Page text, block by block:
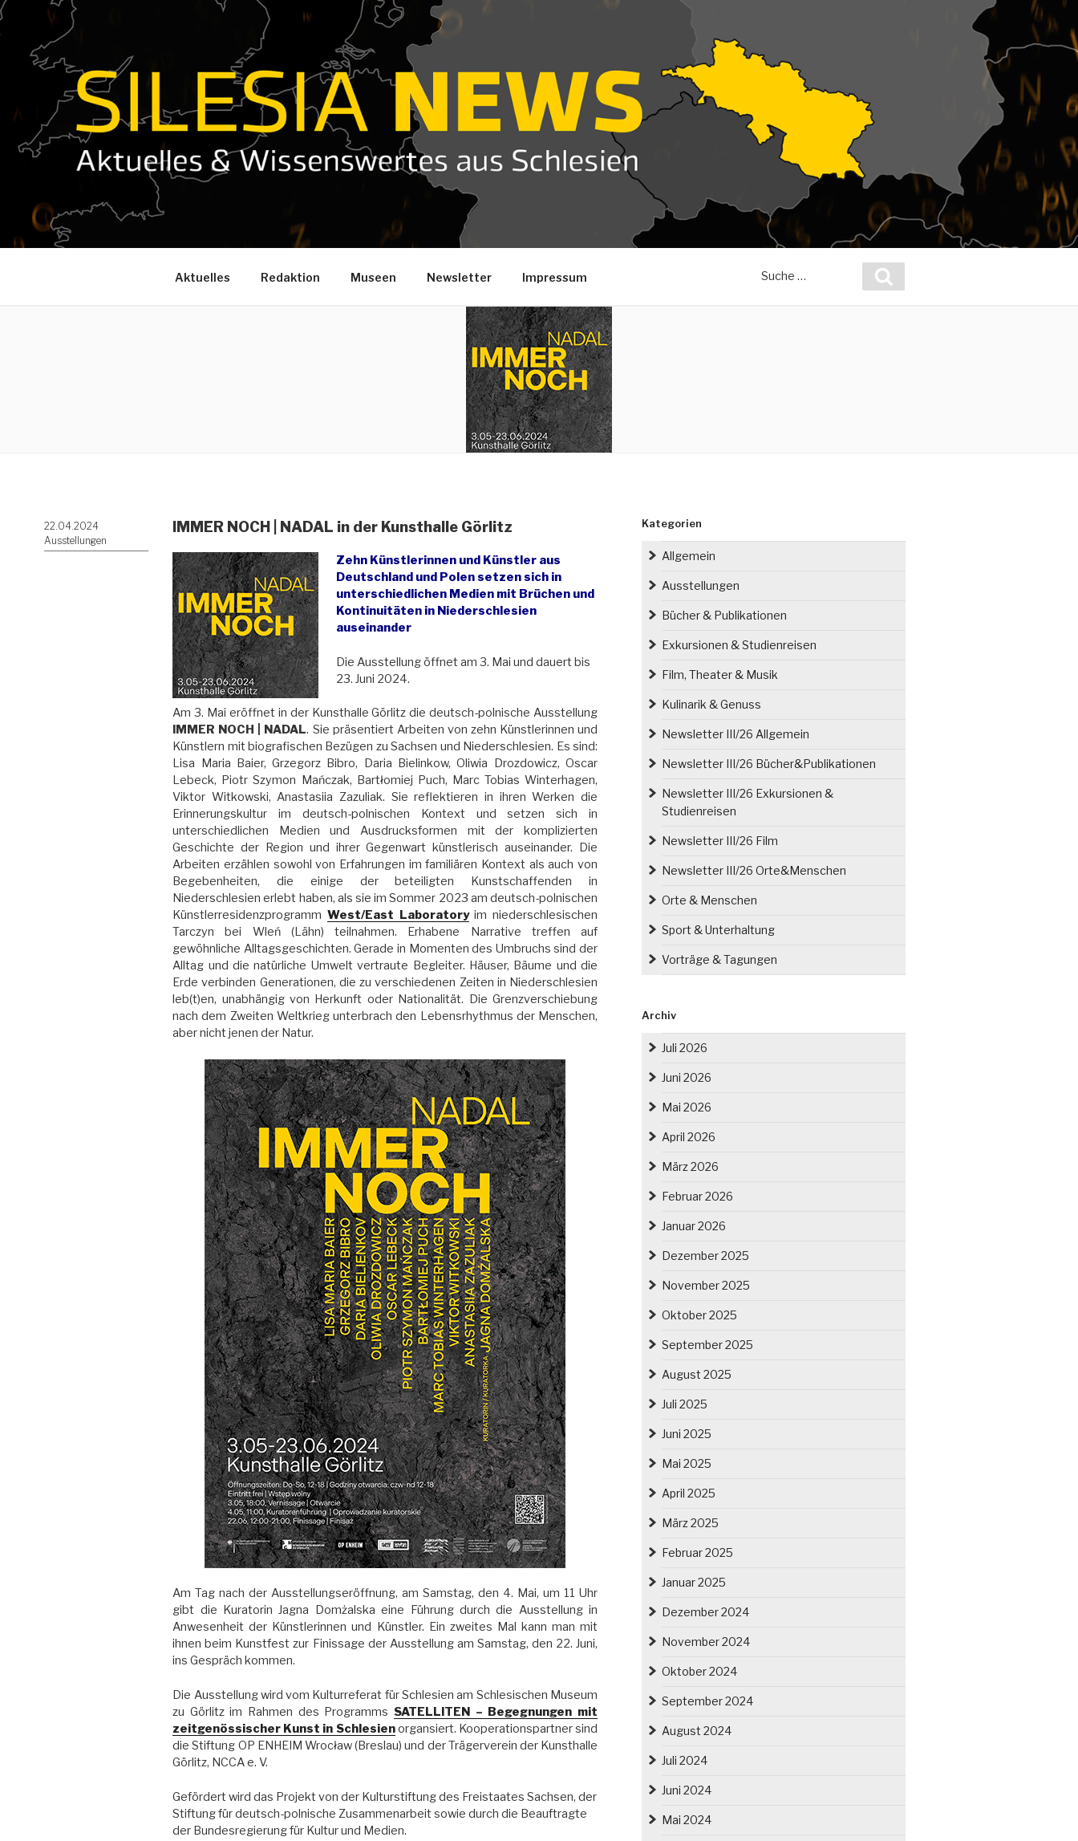
Zum
Inhalt
springen
Aktuelles Redaktion Museen Newsletter Impressum
nach:
Veröffentlicht
am
22.04.2024
Ausstellungen
IMMER NOCH | NADAL in der Kunsthalle Görlitz
Zehn Künstlerinnen und Künstler aus
Deutschland und Polen setzen sich in
unterschiedlichen Medien mit Brüchen und
Kontinuitäten in Niederschlesien
auseinander
Die Ausstellung öffnet am 3. Mai und dauert bis
23. Juni 2024.
Am 3. Mai eröffnet in der Kunsthalle Görlitz die deutsch-polnische Ausstellung
IMMER NOCH | NADAL. Sie präsentiert Arbeiten von zehn Künstlerinnen und
Künstlern mit biografischen Bezügen zu Sachsen und Niederschlesien. Es sind:
Lisa Maria Baier, Grzegorz Bibro, Daria Bielinkow, Oliwia Drozdowicz, Oscar
Lebeck, Piotr Szymon Mańczak, Bartłomiej Puch, Marc Tobias Winterhagen,
Viktor Witkowski, Anastasiia Zazuliak. Sie reflektieren in ihren Werken die
Erinnerungskultur im deutsch-polnischen Kontext und setzen sich in
unterschiedlichen Medien und Ausdrucksformen mit der komplizierten
Geschichte der Region und ihrer Gegenwart künstlerisch auseinander. Die
Arbeiten erzählen sowohl von Erfahrungen im familiären Kontext als auch von
Begebenheiten, die einige der beteiligten Kunstschaffenden in
Niederschlesien erlebt haben, als sie im Sommer 2023 am deutsch-polnischen
Künstlerresidenzprogramm West/East Laboratoryim niederschlesischen
Tarczyn bei Wleń (Lähn) teilnahmen. Erhabene Narrative treffen auf
gewöhnliche Alltagsgeschichten. Gerade in Momenten des Umbruchs sind der
Alltag und die natürliche Umwelt vertraute Begleiter. Häuser, Bäume und die
Erde verbinden Generationen, die zu verschiedenen Zeiten in Niederschlesien
leb(t)en, unabhängig von Herkunft oder Nationalität. Die Grenzverschiebung
nach dem Zweiten Weltkrieg unterbrach den Lebensrhythmus der Menschen,
aber nicht jenen der Natur.
Am Tag nach der Ausstellungseröffnung, am Samstag, den 4. Mai, um 11 Uhr
gibt die Kuratorin Jagna Domżalska eine Führung durch die Ausstellung in
Anwesenheit der Künstlerinnen und Künstler. Ein zweites Mal kann man mit
ihnen beim Kunstfest zur Finissage der Ausstellung am Samstag, den 22. Juni,
ins Gespräch kommen.
Die Ausstellung wird vom Kulturreferat für Schlesien am Schlesischen Museum
zu Görlitz im Rahmen des ProgrammsSATELLITEN – Begegnungen mit
zeitgenössischer Kunst in Schlesienorgansiert. Kooperationspartner sind
die Stiftung OP ENHEIM Wrocław (Breslau) und der Trägerverein der Kunsthalle
Görlitz, NCCA e. V.
Gefördert wird das Projekt von der Kulturstiftung des Freistaates Sachsen, der
Stiftung für deutsch-polnische Zusammenarbeit sowie durch die Beauftragte
der Bundesregierung für Kultur und Medien.
Kategorien
Allgemein
Ausstellungen
Bücher & Publikationen
Exkursionen & Studienreisen
Film, Theater & Musik
Kulinarik & Genuss
Newsletter III/26 Allgemein
Newsletter III/26 Bücher&Publikationen
Newsletter III/26 Exkursionen &
Studienreisen
Newsletter III/26 Film
Newsletter III/26 Orte&Menschen
Orte & Menschen
Sport & Unterhaltung
Vorträge & Tagungen
Archiv
Juli 2026
Juni 2026
Mai 2026
April 2026
März 2026
Februar 2026
Januar 2026
Dezember 2025
November 2025
Oktober 2025
September 2025
August 2025
Juli 2025
Juni 2025
Mai 2025
April 2025
März 2025
Februar 2025
Januar 2025
Dezember 2024
November 2024
Oktober 2024
September 2024
August 2024
Juli 2024
Juni 2024
Mai 2024